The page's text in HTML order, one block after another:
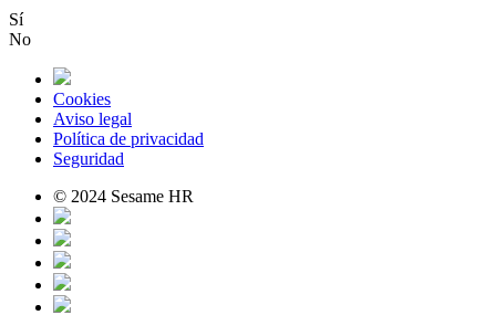
Sí
No
Cookies
Aviso legal
Política de privacidad
Seguridad
© 2024 Sesame HR